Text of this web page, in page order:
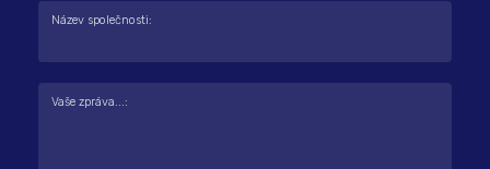
Název společnosti:
Vaše zpráva...: